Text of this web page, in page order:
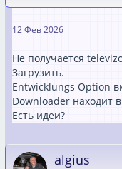
12 Фев 2026
Не получается
Загрузить.
Entwicklungs Option
Downloader находит
Есть идеи?
algius